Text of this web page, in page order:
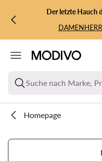
ZUM HAUPTINHALT
ZUR SUCHEDer letzte Hauch
DAMEN
Suche nach Marke,
Homepage